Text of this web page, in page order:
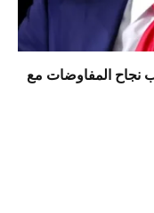
نجاح المفاوضات مع